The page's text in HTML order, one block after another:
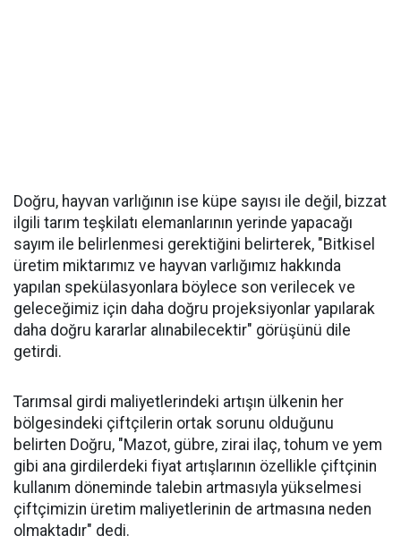
Doğru, hayvan varlığının ise küpe sayısı ile değil, bizzat
ilgili tarım teşkilatı elemanlarının yerinde yapacağı
sayım ile belirlenmesi gerektiğini belirterek, "Bitkisel
üretim miktarımız ve hayvan varlığımız hakkında
yapılan spekülasyonlara böylece son verilecek ve
geleceğimiz için daha doğru projeksiyonlar yapılarak
daha doğru kararlar alınabilecektir" görüşünü dile
getirdi.
Tarımsal girdi maliyetlerindeki artışın ülkenin her
bölgesindeki çiftçilerin ortak sorunu olduğunu
belirten Doğru, "Mazot, gübre, zirai ilaç, tohum ve yem
gibi ana girdilerdeki fiyat artışlarının özellikle çiftçinin
kullanım döneminde talebin artmasıyla yükselmesi
çiftçimizin üretim maliyetlerinin de artmasına neden
olmaktadır" dedi.